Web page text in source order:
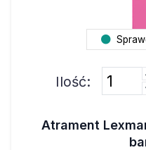
Ilość:
Atrament